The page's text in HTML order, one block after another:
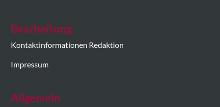
Bearbeitung
Kontaktinformationen Redaktion
Impressum
Allgemein